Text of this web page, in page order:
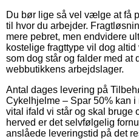
Du bør lige så vel vælge at få
til hvor du arbejder.
mere pebret, men endvidere
kostelige fragttype vil dog
som dog står og falder med
webbutikkens arbejdslager.
Antal dages levering på
Cykelhjelme – Spar 50%
vital ifald vi står og skal bruge
herved er det selvfølgelig
anslåede leveringstid på det